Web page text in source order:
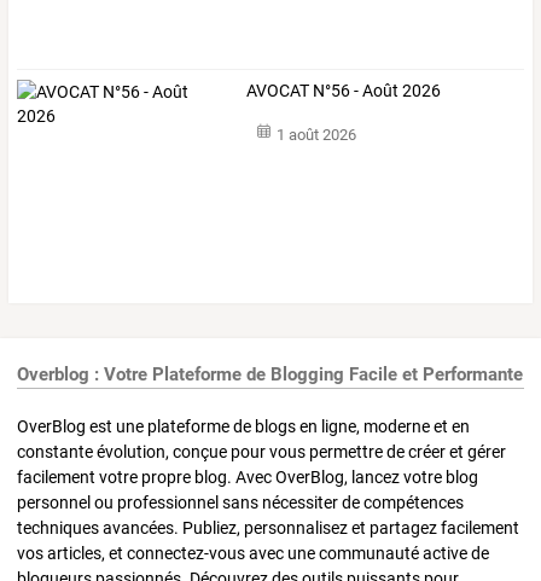
AVOCAT N°56 - Août 2026
1 août 2026
Overblog : Votre Plateforme de Blogging Facile et Performante
OverBlog est une plateforme de blogs en ligne, moderne et en
constante évolution, conçue pour vous permettre de créer et gérer
facilement votre propre blog. Avec OverBlog, lancez votre blog
personnel ou professionnel sans nécessiter de compétences
techniques avancées. Publiez, personnalisez et partagez facilement
vos articles, et connectez-vous avec une communauté active de